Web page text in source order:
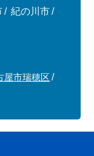
紀の川市
屋市瑞穂区